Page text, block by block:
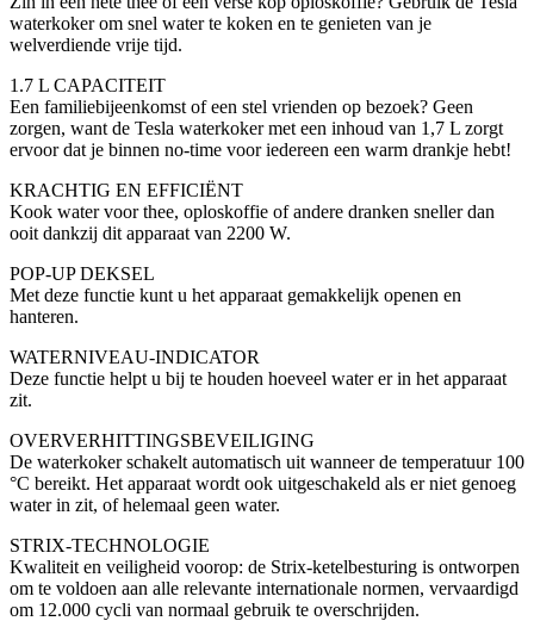
waterkoker om snel water te koken en te genieten van je
welverdiende vrije tijd.
1.7 L CAPACITEIT
Een familiebijeenkomst of een stel vrienden op bezoek? Geen
zorgen, want de Tesla waterkoker met een inhoud van 1,7 L zorgt
ervoor dat je binnen no-time voor iedereen een warm drankje hebt!
KRACHTIG EN EFFICIËNT
Kook water voor thee, oploskoffie of andere dranken sneller dan
ooit dankzij dit apparaat van 2200 W.
POP-UP DEKSEL
Met deze functie kunt u het apparaat gemakkelijk openen en
hanteren.
WATERNIVEAU-INDICATOR
Deze functie helpt u bij te houden hoeveel water er in het apparaat
zit.
OVERVERHITTINGSBEVEILIGING
De waterkoker schakelt automatisch uit wanneer de temperatuur 100
°C bereikt. Het apparaat wordt ook uitgeschakeld als er niet genoeg
water in zit, of helemaal geen water.
STRIX-TECHNOLOGIE
Kwaliteit en veiligheid voorop: de Strix-ketelbesturing is ontworpen
om te voldoen aan alle relevante internationale normen, vervaardigd
om 12.000 cycli van normaal gebruik te overschrijden.